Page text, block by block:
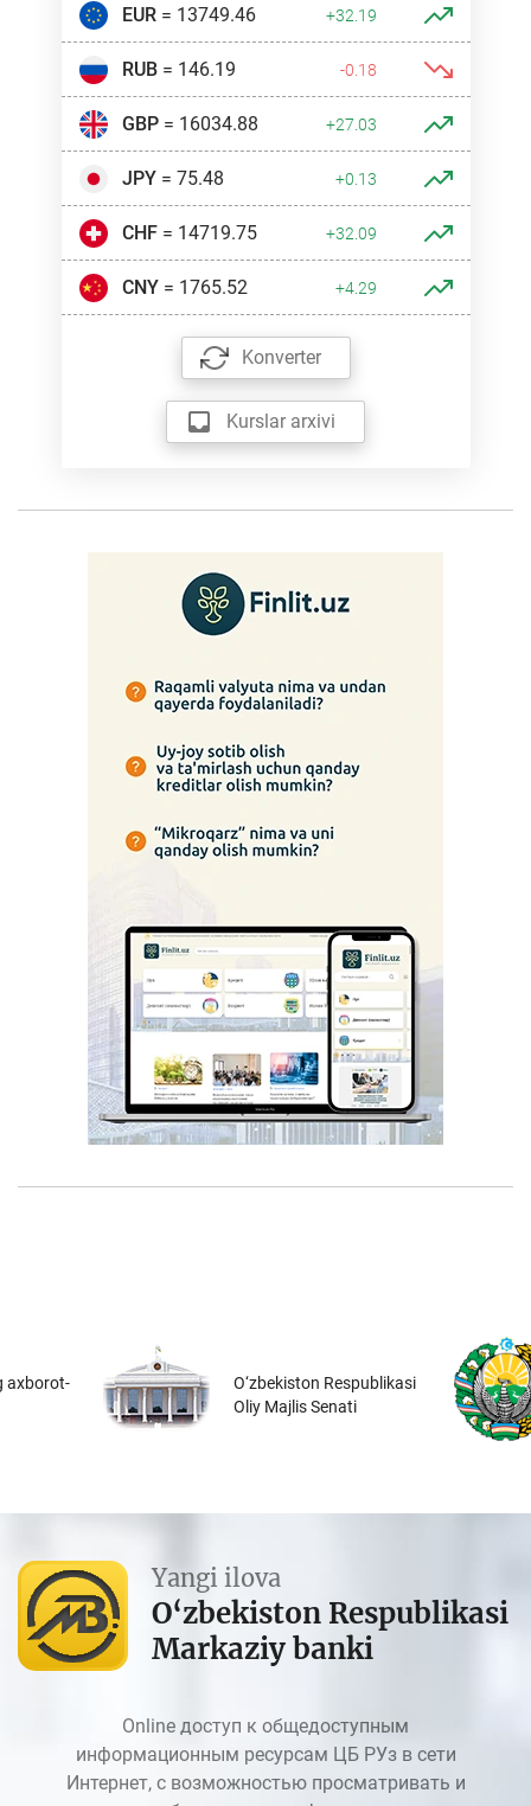
EUR= 13749.46 +32.19
RUB= 146.19 -0.18
GBP= 16034.88 +27.03
JPY= 75.48 +0.13
CHF= 14719.75 +32.09
CNY= 1765.52 +4.29
Konverter
Kurslar arxivi
axborot-
O‘zbekiston Respublikasi
Oliy Majlis Senati
Yangi ilova
O‘zbekiston Respublikasi
Markaziy banki
Online доступ к общедоступным
информационным ресурсам ЦБ РУз в сети
Интернет, с возможностью просматривать и